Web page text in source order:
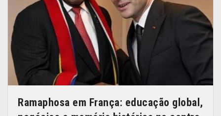
Ramaphosa em França: educação global,